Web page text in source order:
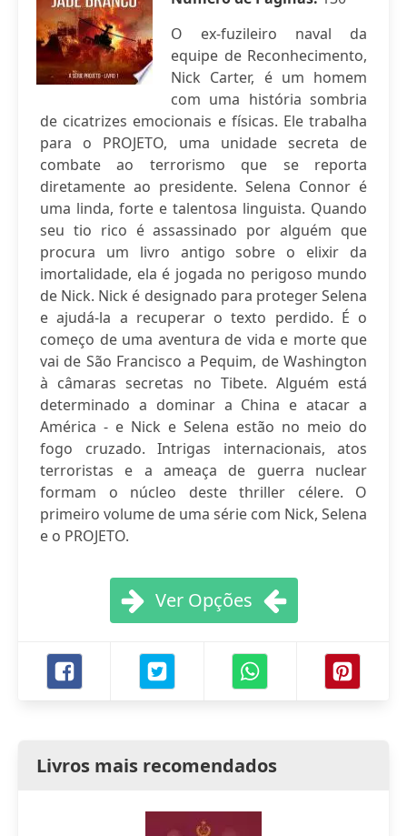
O ex-fuzileiro naval da
equipe de Reconhecimento,
Nick Carter, é um homem
com uma história sombria
de cicatrizes emocionais e físicas. Ele trabalha
para o PROJETO, uma unidade secreta de
combate ao terrorismo que se reporta
diretamente ao presidente. Selena Connor é
uma linda, forte e talentosa linguista. Quando
seu tio rico é assassinado por alguém que
procura um livro antigo sobre o elixir da
imortalidade, ela é jogada no perigoso mundo
de Nick. Nick é designado para proteger Selena
e ajudá-la a recuperar o texto perdido. É o
começo de uma aventura de vida e morte que
vai de São Francisco a Pequim, de Washington
à câmaras secretas no Tibete. Alguém está
determinado a dominar a China e atacar a
América - e Nick e Selena estão no meio do
fogo cruzado. Intrigas internacionais, atos
terroristas e a ameaça de guerra nuclear
formam o núcleo deste thriller célere. O
primeiro volume de uma série com Nick, Selena
e o PROJETO.
Ver Opções
Livros mais recomendados